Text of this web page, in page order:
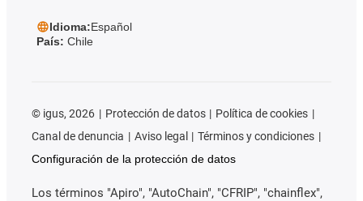
Idioma:Español
País: Chile
© igus, 2026 Protección de datos
Política de cookies
Canal de denuncia
Aviso legal
Términos y condiciones
Configuración de la protección de datos
Los términos "Apiro", "AutoChain", "CFRIP", "chainflex",